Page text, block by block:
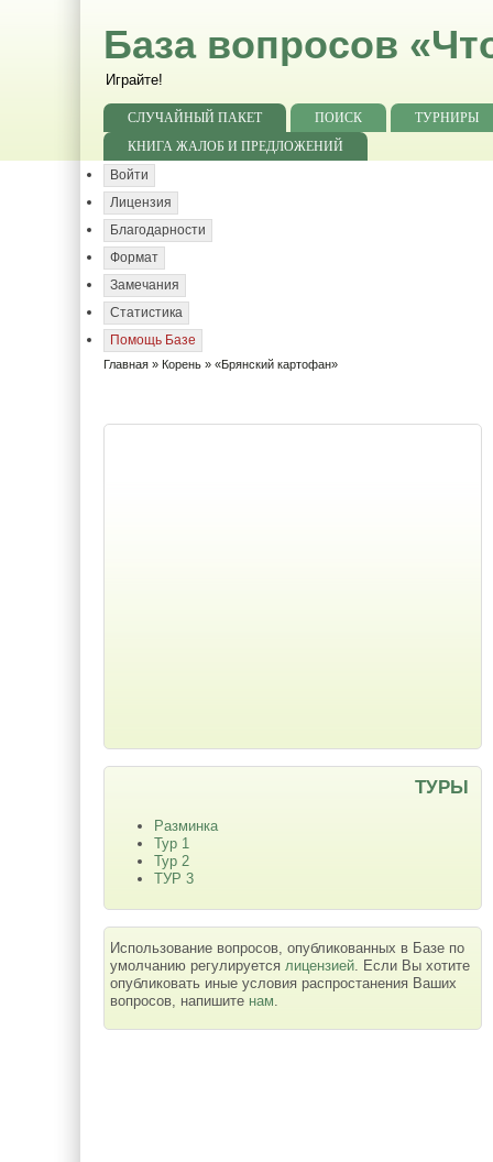
База вопросов
Играйте!
СЛУЧАЙНЫЙ ПАКЕТ ПОИСК
ТУРНИРЫ
КНИГА ЖАЛОБ И ПРЕДЛОЖЕНИЙ
Войти
Лицензия
Благодарности
Формат
Замечания
Статистика
Помощь Базе
Главная » Корень » «Брянский картофан»
ТУРЫ
Разминка
Тур 1
Тур 2
ТУР 3
Использование вопросов, опубликованных в Базе по
умолчанию регулируется лицензией. Если Вы хотите
опубликовать иные условия распростанения Ваших
вопросов, напишите нам.